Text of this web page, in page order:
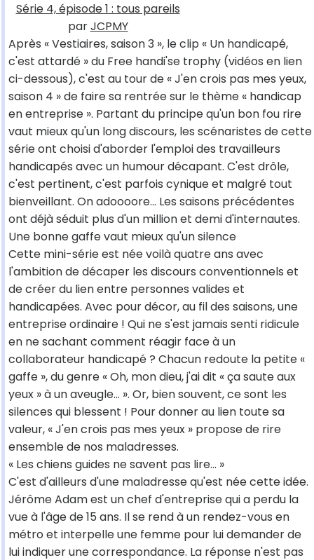
Série 4, épisode 1 : tous pareils
parJCPMY
Après « Vestiaires, saison 3 », le clip « Un handicapé,
c'est attardé » du Free handi'se trophy (vidéos en lien
ci-dessous), c'est au tour de « J'en crois pas mes yeux,
saison 4 » de faire sa rentrée sur le thème « handicap
en entreprise ». Partant du principe qu'un bon fou rire
vaut mieux qu'un long discours, les scénaristes de cette
série ont choisi d'aborder l'emploi des travailleurs
handicapés avec un humour décapant. C'est drôle,
c'est pertinent, c'est parfois cynique et malgré tout
bienveillant. On adoooore... Les saisons précédentes
ont déjà séduit plus d'un million et demi d'internautes.
Une bonne gaffe vaut mieux qu'un silence
Cette mini-série est née voilà quatre ans avec
l'ambition de décaper les discours conventionnels et
de créer du lien entre personnes valides et
handicapées. Avec pour décor, au fil des saisons, une
entreprise ordinaire ! Qui ne s'est jamais senti ridicule
en ne sachant comment réagir face à un
collaborateur handicapé ? Chacun redoute la petite «
gaffe », du genre « Oh, mon dieu, j'ai dit « ça saute aux
yeux » à un aveugle... ». Or, bien souvent, ce sont les
silences qui blessent ! Pour donner au lien toute sa
valeur, « J'en crois pas mes yeux » propose de rire
ensemble de nos maladresses.
« Les chiens guides ne savent pas lire... »
C'est d'ailleurs d'une maladresse qu'est née cette idée.
Jérôme Adam est un chef d'entreprise qui a perdu la
vue à l'âge de 15 ans. Il se rend à un rendez-vous en
métro et interpelle une femme pour lui demander de
lui indiquer une correspondance. La réponse n'est pas